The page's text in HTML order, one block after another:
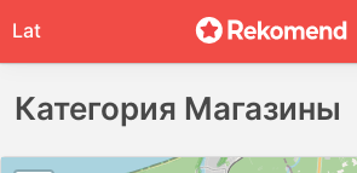
Lat
Категория Магазины